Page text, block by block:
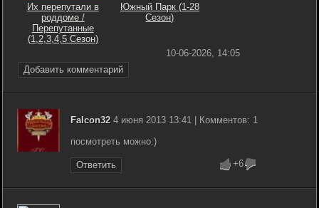
Их перепутали в
роддоме /
Перепутанные
(1,2,3,4,5 Сезон)
Южный Парк (1-28
Сезон)
Добавить комментарий
10-06-2026, 14:05
Falcon32 4 июня 2013 13:41 | Комментов: 1
посмотреть можно:)
Ответить +6